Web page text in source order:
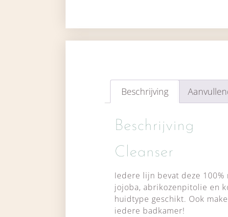
Beschrijving
Beschrijving
Cleanser
Iedere lijn bevat deze
jojoba, abrikozenpitolie en
huidtype geschikt. Ook
iedere badkamer!